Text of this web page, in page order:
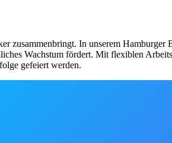
zusammenbringt. In unserem
Wachstum fördert. Mit flexiblen
gefeiert werden.